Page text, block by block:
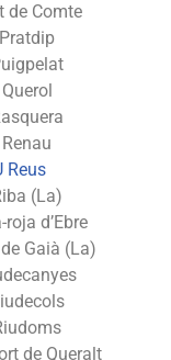
de Comte
Reus
(La)
d’Ebre
Gaià (La)
de Queralt